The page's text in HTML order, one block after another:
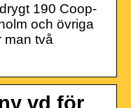
190 Coop-
och övriga
man två
vd för